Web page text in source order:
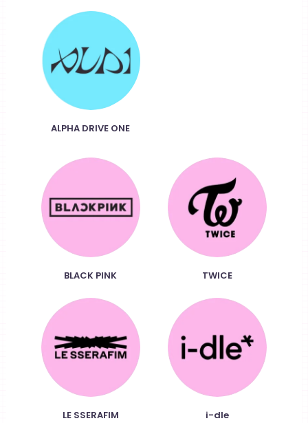
ALPHA DRIVE ONE
BLACK PINK TWICE
LE SSERAFIM i-dle